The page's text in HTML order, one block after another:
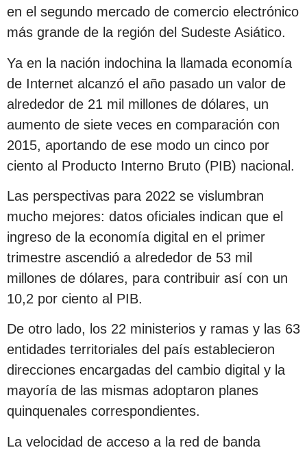
en el segundo mercado de comercio electrónico
más grande de la región del Sudeste Asiático.
Ya en la nación indochina la llamada economía
de Internet alcanzó el año pasado un valor de
alrededor de 21 mil millones de dólares, un
aumento de siete veces en comparación con
2015, aportando de ese modo un cinco por
ciento al Producto Interno Bruto (PIB) nacional.
Las perspectivas para 2022 se vislumbran
mucho mejores: datos oficiales indican que el
ingreso de la economía digital en el primer
trimestre ascendió a alrededor de 53 mil
millones de dólares, para contribuir así con un
10,2 por ciento al PIB.
De otro lado, los 22 ministerios y ramas y las 63
entidades territoriales del país establecieron
direcciones encargadas del cambio digital y la
mayoría de las mismas adoptaron planes
quinquenales correspondientes.
La velocidad de acceso a la red de banda